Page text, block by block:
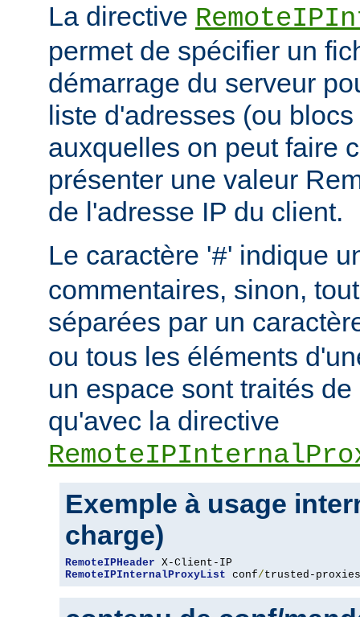
La directive
permet de spécifier un
démarrage du serveur
liste d'adresses (ou
auxquelles on peut faire
présenter une valeur
de l'adresse IP du client.
Le caractère '#' indique
commentaires, sinon,
séparées par un
ou tous les éléments
un espace sont traités
qu'avec la directive
Exemple à usage
charge)
RemoteIPHeader
RemoteIPInternalProxyList conf/trusted-proxies